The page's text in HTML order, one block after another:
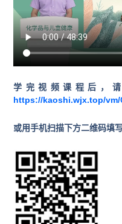
学完视频课程后，请
https://kaoshi.wjx.top/vm/
或用手机扫描下方二维码填